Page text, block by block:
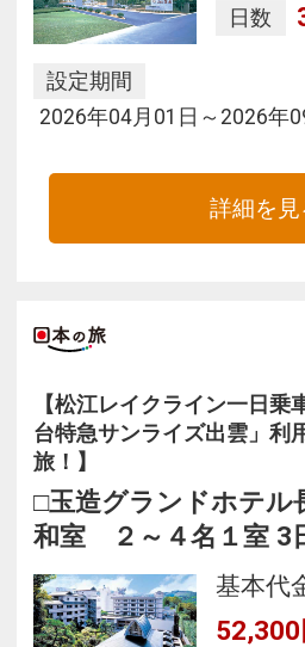
日数
設定期間
2026年04月01日～2026年
詳細を見
【松江レイクライン一日乗
台特急サンライズ出雲」利
旅！】
□玉造グランドホテ
和室 ２～４名１室 3
基本代